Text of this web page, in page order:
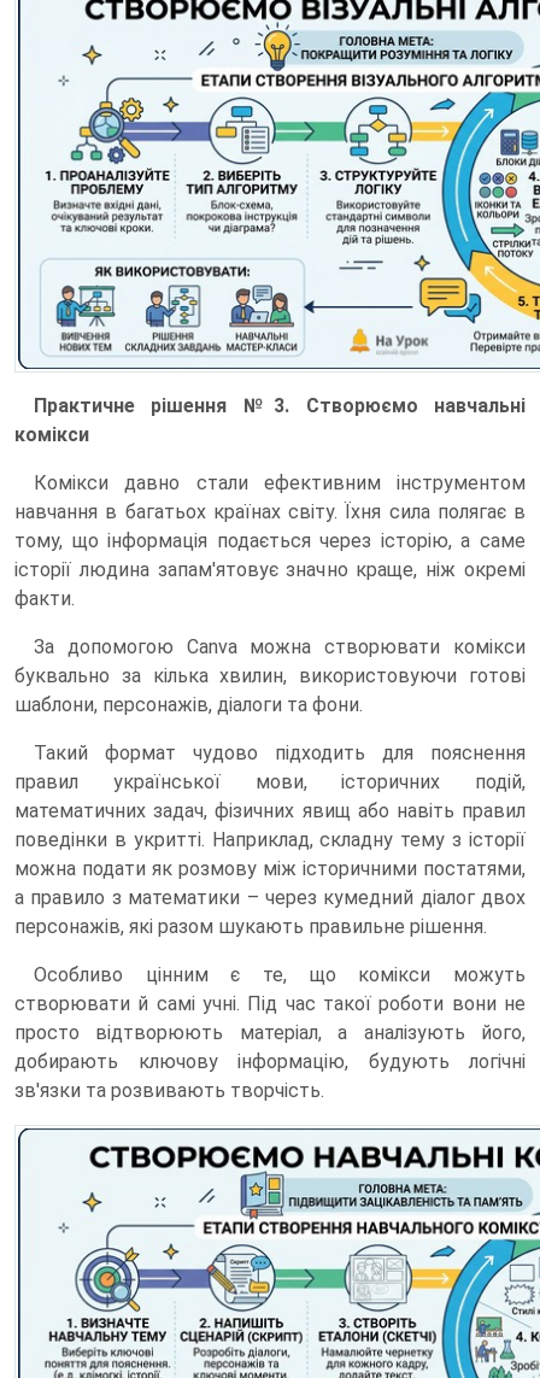
Практичне рішення №3. Створюємо навчальні
комікси
Комікси давно стали ефективним інструментом
навчання в багатьох країнах світу. Їхня сила полягає в
тому, що інформація подається через історію, а саме
історії людина запам'ятовує значно краще, ніж окремі
факти.
За допомогою Canva можна створювати комікси
буквально за кілька хвилин, використовуючи готові
шаблони, персонажів, діалоги та фони.
Такий формат чудово підходить для пояснення
правил української мови, історичних подій,
математичних задач, фізичних явищ або навіть правил
поведінки в укритті. Наприклад, складну тему з історії
можна подати як розмову між історичними постатями,
а правило з математики – через кумедний діалог двох
персонажів, які разом шукають правильне рішення.
Особливо цінним є те, що комікси можуть
створювати й самі учні. Під час такої роботи вони не
просто відтворюють матеріал, а аналізують його,
добирають ключову інформацію, будують логічні
зв'язки та розвивають творчість.